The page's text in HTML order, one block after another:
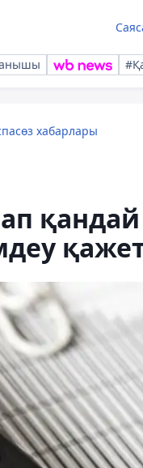
хабарлары